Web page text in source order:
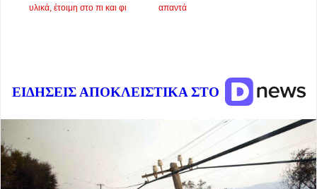
υλικά, έτοιμη στο πι και φι
απαντά
ΕΙΔΗΣΕΙΣ ΑΠΟΚΛΕΙΣΤΙΚΑ ΣΤΟ